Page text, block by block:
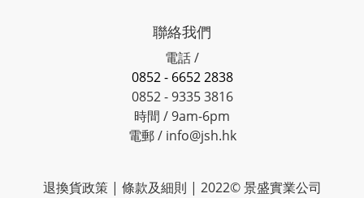
聯絡我們
電話 /
0852 - 6652 2838
0852 - 9335 3816
時間 / 9am-6pm
電郵 / info@jsh.hk
退換貨政策 | 條款及細則 | 2022© 景盛實業公司